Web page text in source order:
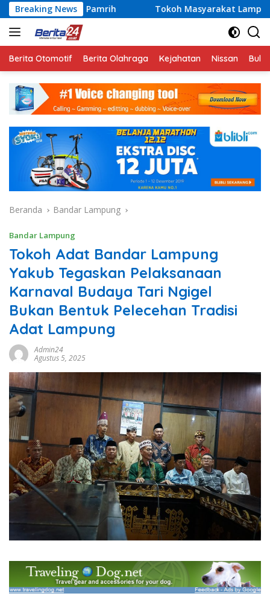
Langsung
ke
konten
Breaking News
Pamrih Tokoh Masyarakat Lampung Jadi Penggerak
Berita Otomotif Berita Olahraga Kejahatan Nissan
Beranda Bandar Lampung
Bandar Lampung
Tokoh Adat Bandar Lampung
Yakub Tegaskan Pelaksanaan
Karnaval Budaya Tari Ngigel
Bukan Bentuk Pelecehan Tradisi
Adat Lampung
Admin24
Agustus 5, 2025